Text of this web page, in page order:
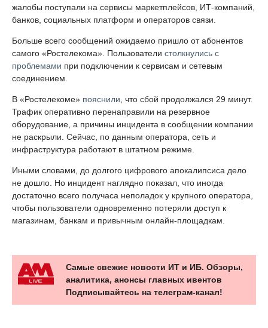
жалобы поступали на сервисы маркетплейсов, ИТ-компаний,
банков, социальных платформ и операторов связи.
Больше всего сообщений ожидаемо пришло от абонентов
самого «Ростелекома». Пользователи столкнулись с
проблемами при подключении к сервисам и сетевым
соединением.
В «Ростелекоме» пояснили , что сбой продолжался 29 минут.
Трафик оперативно перенаправили на резервное
оборудование, а причины инцидента в сообщении компании
не раскрыли. Сейчас, по данным оператора, сеть и
инфраструктура работают в штатном режиме.
Иными словами, до долгого цифрового апокалипсиса дело
не дошло. Но инцидент наглядно показал, что иногда
достаточно всего получаса неполадок у крупного оператора,
чтобы пользователи одновременно потеряли доступ к
магазинам, банкам и привычным онлайн-площадкам.
Самые свежие новости ИТ и ИБ. Обзоры,
аналитика, анонсы главных ивентов
Подписывайтесь на телеграм-канал!